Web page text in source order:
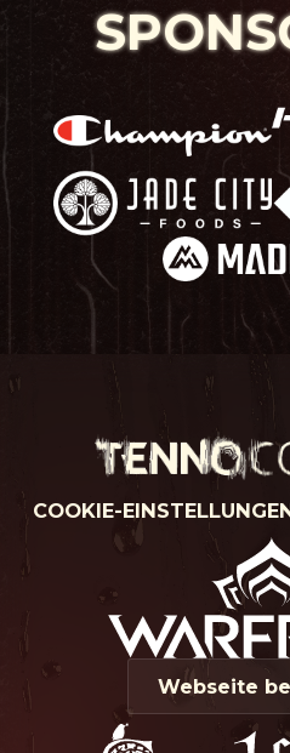
COOKIE-
Webseite